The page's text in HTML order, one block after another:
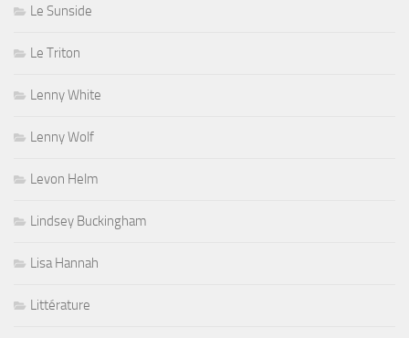
Le Sunside
Le Triton
Lenny White
Lenny Wolf
Levon Helm
Lindsey Buckingham
Lisa Hannah
Littérature